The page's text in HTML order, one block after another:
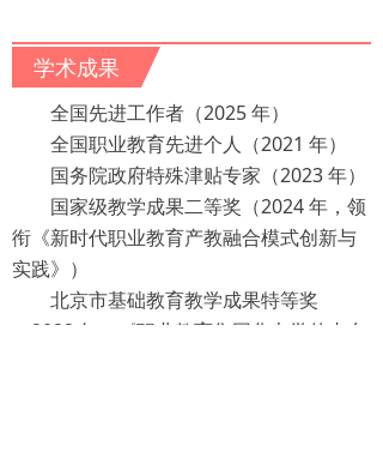
学术成果
全国先进工作者（2025 年）
全国职业教育先进个人（2021 年）
国务院政府特殊津贴专家（2023 年）
国家级教学成果二等奖（2024 年，领
衔《新时代职业教育产教融合模式创新与
实践》）
北京市基础教育教学成果特等奖
（2022 年，《职业教育集团化办学的丰台